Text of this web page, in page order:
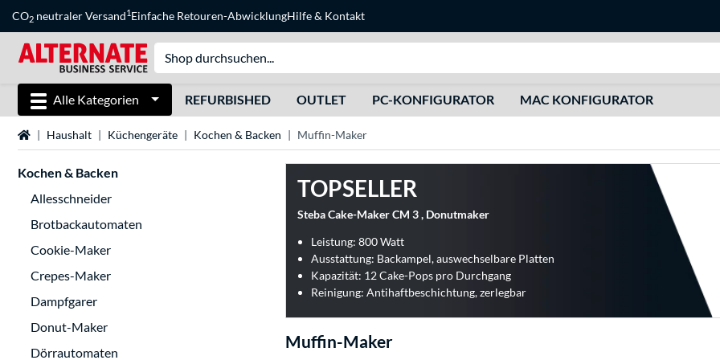
CO2 neutraler Versand1Einfache Retouren-AbwicklungHilfe& Kontakt
Alle Kategorien REFURBISHED OUTLET PC-KONFIGURATOR MAC KONFIGURATOR
StartseiteHaushalt Küchengeräte Kochen & Backen Muffin-Maker
Kochen & Backen
Allesschneider
Brotbackautomaten
Cookie-Maker
Crepes-Maker
Dampfgarer
Donut-Maker
Dörrautomaten
TOPSELLER
Steba Cake-Maker CM 3 , Donutmaker
Leistung: 800 Watt
Ausstattung: Backampel, auswechselbare Platten
Kapazität: 12 Cake-Pops pro Durchgang
Reinigung: Antihaftbeschichtung, zerlegbar
Muffin-Maker